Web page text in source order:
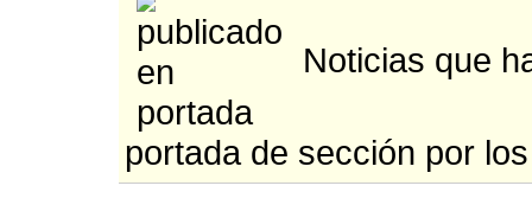
Noticias que
portada de sección por